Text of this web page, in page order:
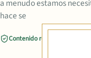
a menudo estamos
hace se
Contenido revisado